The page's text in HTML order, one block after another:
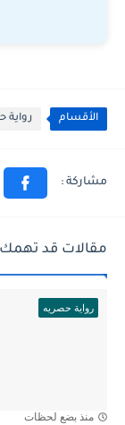
الأقسام رواية
مقالات قد تهمك
رواية حصريه
منذ بضع لحظات